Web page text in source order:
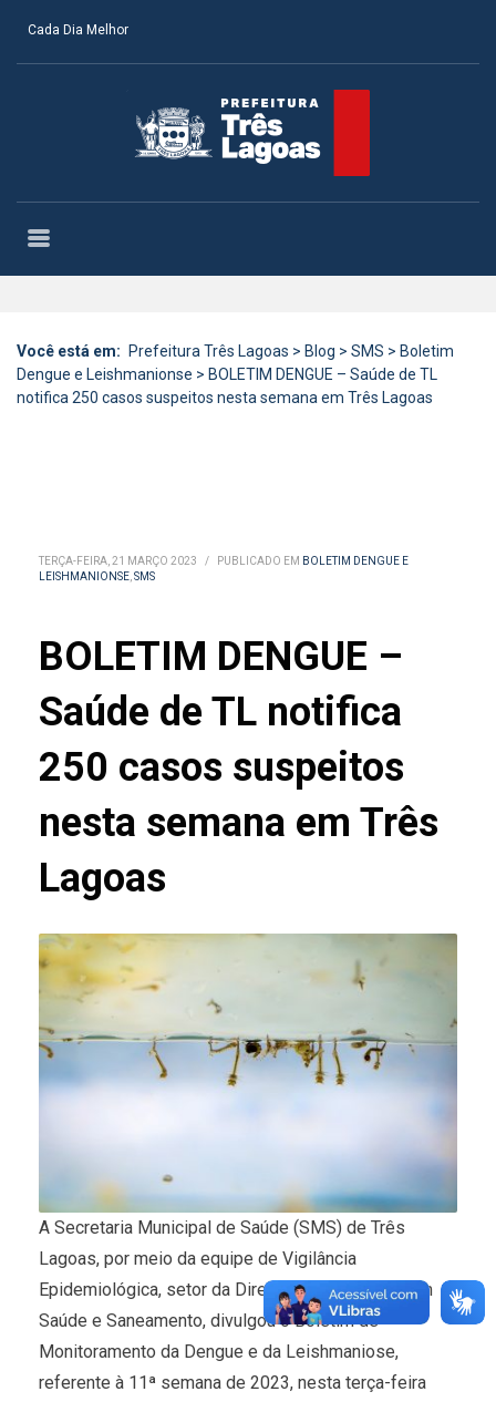
Cada Dia Melhor
Você está em: Prefeitura Três Lagoas > Blog > SMS > Boletim
Dengue e Leishmanionse > BOLETIM DENGUE – Saúde de TL
notifica 250 casos suspeitos nesta semana em Três Lagoas
TERÇA-FEIRA, 21 MARÇO 2023 / PUBLICADO EM BOLETIM DENGUE E
LEISHMANIONSE,SMS
BOLETIM DENGUE –
Saúde de TL notifica
250 casos suspeitos
nesta semana em Três
Lagoas
A Secretaria Municipal de Saúde (SMS) de Três
Lagoas, por meio da equipe de Vigilância
Epidemiológica, setor da Diretoria de Vigilância em
Saúde e Saneamento, divulgou o Boletim de
Monitoramento da Dengue e da Leishmaniose,
referente à 11ª semana de 2023, nesta terça-feira